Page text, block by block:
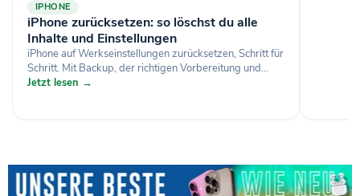
IPHONE
iPhone zurücksetzen: so löschst du alle
Inhalte und Einstellungen
iPhone auf Werkseinstellungen zurücksetzen, Schritt für
Schritt. Mit Backup, der richtigen Vorbereitung und...
Jetzt lesen →